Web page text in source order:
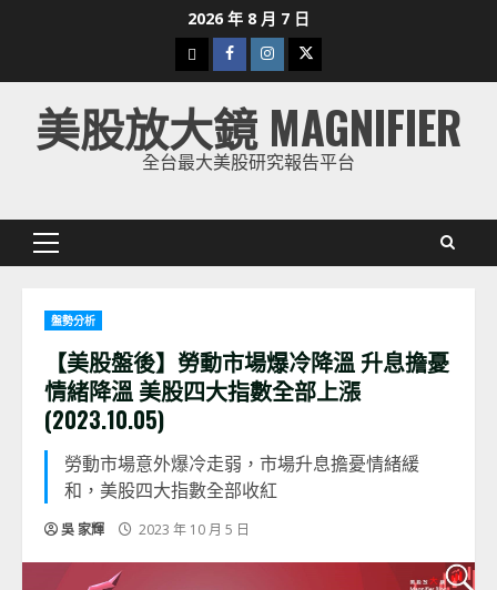
2026 年 8 月 7 日
下
載
美
股
Facebook
Instagram
Twitter
美股放大鏡 MAGNIFIER
全台最大美股研究報告平台
Primary
盤勢分析
【美股盤後】勞動市場爆冷降溫 升息擔憂
情緒降溫 美股四大指數全部上漲
(2023.10.05)
勞動市場意外爆冷走弱，市場升息擔憂情緒緩
和，美股四大指數全部收紅
吳 家輝 2023 年 10 月 5 日